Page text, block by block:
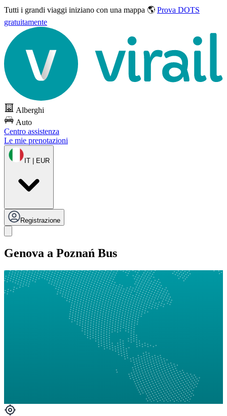
Tutti i grandi viaggi iniziano con una mappa 🌎 Prova DOTS
gratuitamente
Alberghi
Auto
Centro assistenza
Le mie prenotazioni
IT | EUR
Registrazione
Genova a Poznań Bus